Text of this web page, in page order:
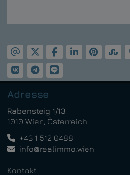
Adresse
Rabensteig 1/13
1010 Wien, Österreich
+43 1 512 0488
info@realimmo.wien
Kontakt